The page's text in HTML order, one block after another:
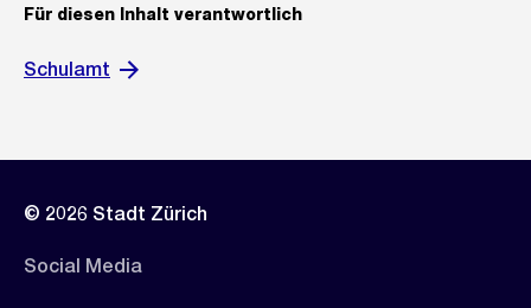
Für diesen Inhalt verantwortlich
Schulamt
© 2026 Stadt Zürich
Social Media